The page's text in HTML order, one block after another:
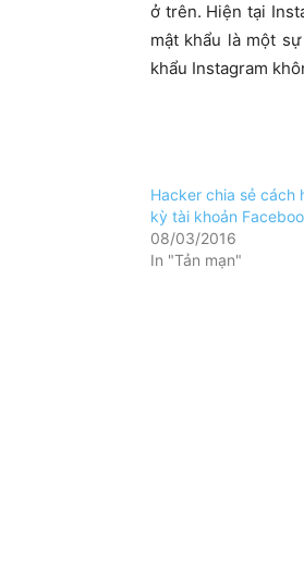
ở trên. Hiện tại
mật khẩu là một
khẩu Instagram
Hacker chia sẻ cách
kỳ tài khoản
08/03/2016
In "Tản mạn"